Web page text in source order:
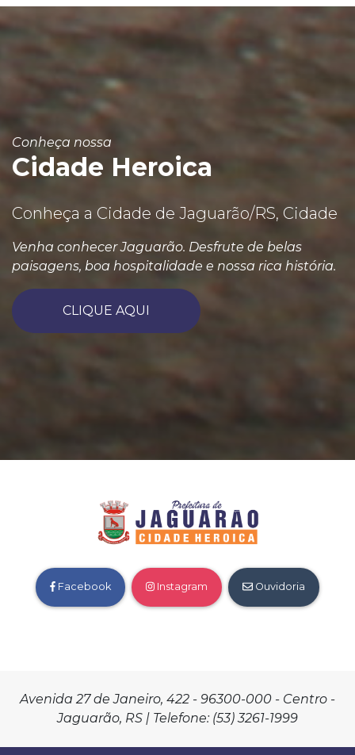
Conheça nossa
Cidade Heroica
Conheça a Cidade de Jaguarão/RS, Cidade
Venha conhecer Jaguarão. Desfrute de belas
paisagens, boa hospitalidade e nossa rica história.
CLIQUE AQUI
Facebook Instagram Ouvidoria
Avenida 27 de Janeiro, 422 - 96300-000 - Centro -
Jaguarão, RS | Telefone: (53) 3261-1999